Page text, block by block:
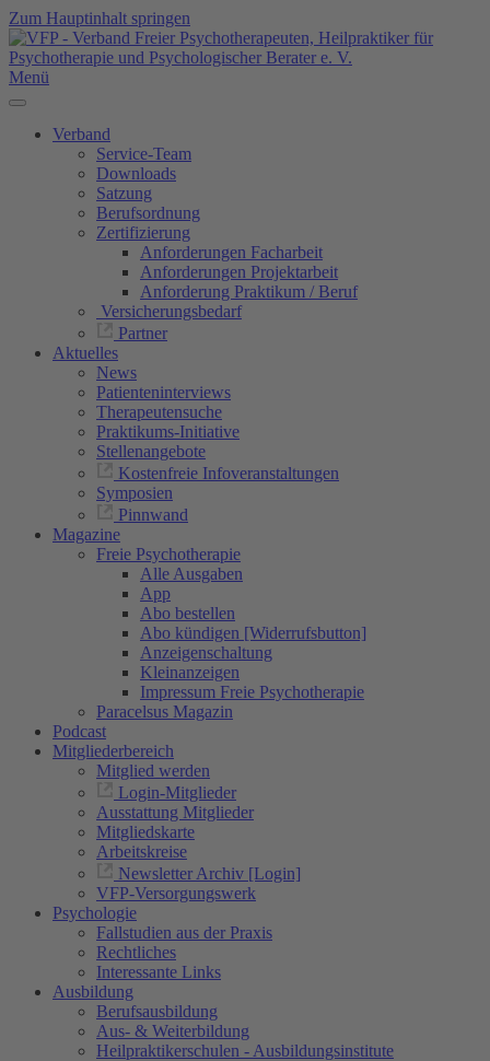
Zum Hauptinhalt springen
Menü
Verband
Service-Team
Downloads
Satzung
Berufsordnung
Zertifizierung
Anforderungen Facharbeit
Anforderungen Projektarbeit
Anforderung Praktikum / Beruf
Versicherungsbedarf
Partner
Aktuelles
News
Patienteninterviews
Therapeutensuche
Praktikums-Initiative
Stellenangebote
Kostenfreie Infoveranstaltungen
Symposien
Pinnwand
Magazine
Freie Psychotherapie
Alle Ausgaben
App
Abo bestellen
Abo kündigen [Widerrufsbutton]
Anzeigenschaltung
Kleinanzeigen
Impressum Freie Psychotherapie
Paracelsus Magazin
Podcast
Mitgliederbereich
Mitglied werden
Login-Mitglieder
Ausstattung Mitglieder
Mitgliedskarte
Arbeitskreise
Newsletter Archiv [Login]
VFP-Versorgungswerk
Psychologie
Fallstudien aus der Praxis
Rechtliches
Interessante Links
Ausbildung
Berufsausbildung
Aus- & Weiterbildung
Heilpraktikerschulen - Ausbildungsinstitute